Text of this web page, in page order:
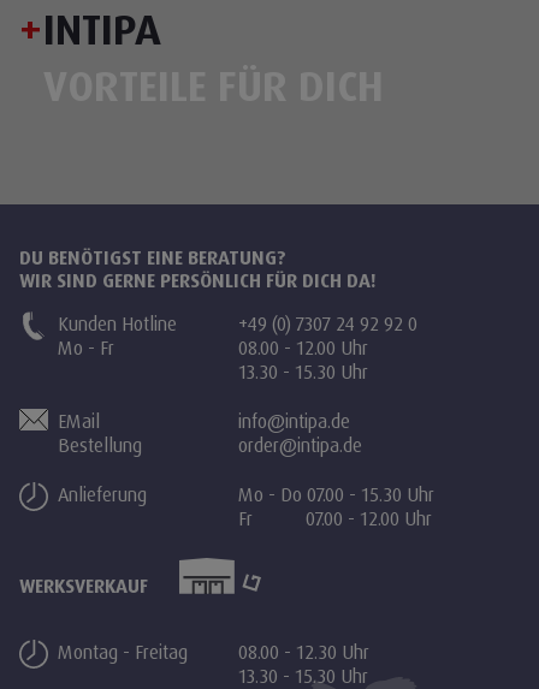
+INTIPA
DU BENÖTIGST EINE BERATUNG?
WIR SIND GERNE PERSÖNLICH FÜR DICH DA!
Kunden Hotline
Mo - Fr
+49 (0) 7307 24 92 92 0
08.00 - 12.00 Uhr
13.30 - 15.30 Uhr
EMail
Bestellung
info@intipa.de
order@intipa.de
Anlieferung
Mo - Do 07.00 - 15.30 Uhr
Fr 07.00 - 12.00 Uhr
WERKSVERKAUF
Montag - Freitag
08.00 - 12.30 Uhr
13.30 - 15.30 Uhr